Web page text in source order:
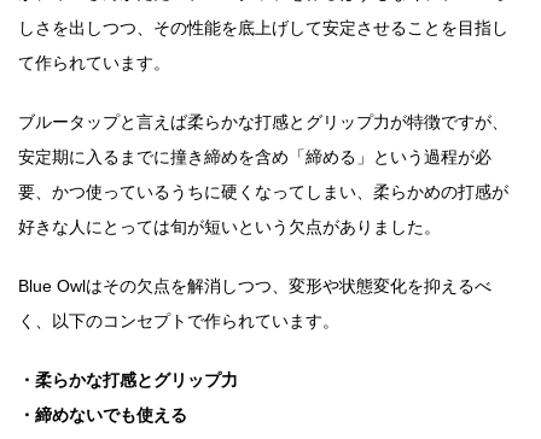
しさを出しつつ、その性能を底上げして安定させることを目指し
て作られています。
ブルータップと言えば柔らかな打感とグリップ力が特徴ですが、
安定期に入るまでに撞き締めを含め「締める」という過程が必
要、かつ使っているうちに硬くなってしまい、柔らかめの打感が
好きな人にとっては旬が短いという欠点がありました。
Blue Owlはその欠点を解消しつつ、変形や状態変化を抑えるべ
く、以下のコンセプトで作られています。
・柔らかな打感とグリップ力
・締めないでも使える